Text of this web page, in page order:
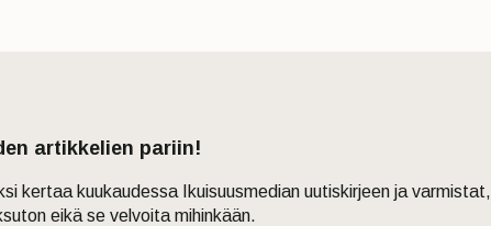
artikkelien pariin!
kertaa kuukaudessa Ikuisuusmedian uutiskirjeen ja
eikä se velvoita mihinkään.